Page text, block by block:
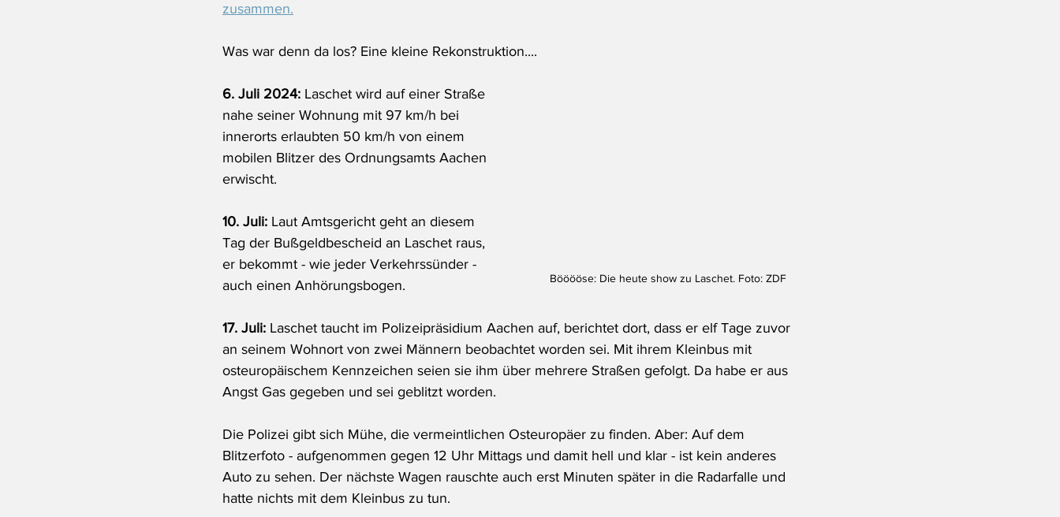
zusammen.
Was war denn da los? Eine kleine Rekonstruktion....
Bööööse: Die heute show zu Laschet. Foto: ZDF
6. Juli 2024: Laschet wird auf einer Straße
nahe seiner Wohnung mit 97 km/h bei
innerorts erlaubten 50 km/h von einem
mobilen Blitzer des Ordnungsamts Aachen
erwischt.
10. Juli: Laut Amtsgericht geht an diesem
Tag der Bußgeldbescheid an Laschet raus,
er bekommt - wie jeder Verkehrssünder -
auch einen Anhörungsbogen.
17. Juli: Laschet taucht im Polizeipräsidium Aachen auf, berichtet dort, dass er elf Tage zuvor
an seinem Wohnort von zwei Männern beobachtet worden sei. Mit ihrem Kleinbus mit
osteuropäischem Kennzeichen seien sie ihm über mehrere Straßen gefolgt. Da habe er aus
Angst Gas gegeben und sei geblitzt worden.
Die Polizei gibt sich Mühe, die vermeintlichen Osteuropäer zu finden. Aber: Auf dem
Blitzerfoto - aufgenommen gegen 12 Uhr Mittags und damit hell und klar - ist kein anderes
Auto zu sehen. Der nächste Wagen rauschte auch erst Minuten später in die Radarfalle und
hatte nichts mit dem Kleinbus zu tun.